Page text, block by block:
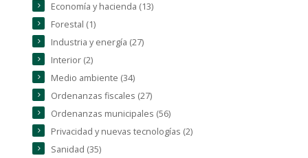
Economía y hacienda (13)
Forestal (1)
Industria y energía (27)
Interior (2)
Medio ambiente (34)
Ordenanzas fiscales (27)
Ordenanzas municipales (56)
Privacidad y nuevas tecnologías (2)
Sanidad (35)